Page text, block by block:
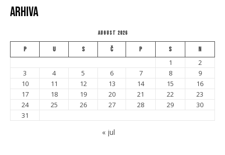
Arhiva
August 2026
P U S Č P S N
1
2
3
4 5 6 7 8
9
10
11 12 13 14 15
16
17
18 19 20 21 22
23
24
25 26 27 28 29
30
31
« jul